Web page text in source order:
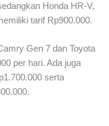
Honda HR-V,
tarif Rp900.000.
Gen 7 dan Toyota
per hari. Ada juga
serta